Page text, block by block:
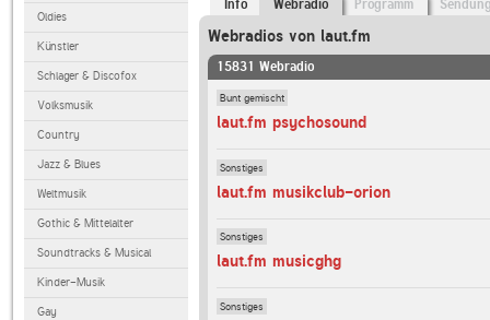
Oldies
Künstler
Schlager & Discofox
Volksmusik
Country
Jazz & Blues
Weltmusik
Gothic & Mittelalter
Soundtracks & Musical
Kinder-Musik
Gay
Info Webradio Programm
Webradios von laut.fm
15831 Webradio
Bunt gemischt
laut.fm psychosound
Sonstiges
laut.fm musikclub-orion
Sonstiges
laut.fm musicghg
Sonstiges